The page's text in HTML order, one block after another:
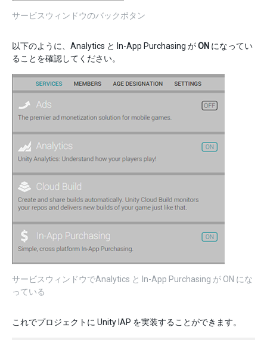
サービスウィンドウのバックボタン
以下のように、Analytics と In-App Purchasing がON になってい
ることを確認してください。
サービスウィンドウでAnalytics と In-App Purchasing が ON にな
っている
これでプロジェクトに Unity IAP を実装することができます。